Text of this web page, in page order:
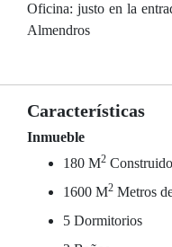
Oficina: justo en la
Almendros
Características
Inmueble
180 M2
1600 M2 Metros
5 Dormitorios